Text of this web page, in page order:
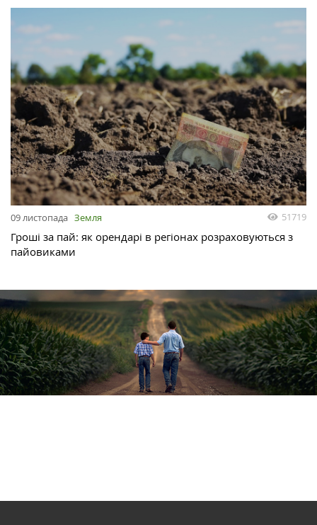
09 листопада Земля 51719
Гроші за пай: як орендарі в регіонах розраховуються з
пайовиками